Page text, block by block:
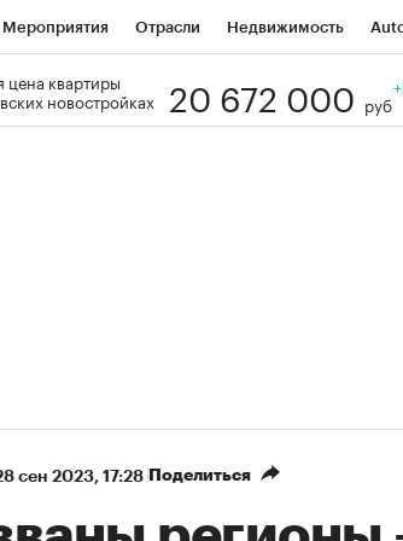
Мероприятия Отрасли Недвижимость
цена квартиры
новостройках
20 672 000 руб
сен 2023, 17:28 Поделиться